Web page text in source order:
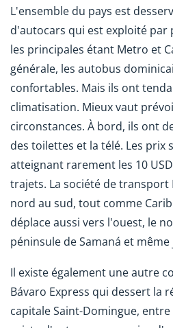
L'ensemble du pays est
d'autocars qui est exploité par
les principales étant Metro et
générale, les autobus
confortables. Mais ils ont
climatisation. Mieux vaut
circonstances. À bord, ils ont
des toilettes et la télé. Les prix
atteignant rarement les 10
trajets. La société de transport
nord au sud, tout comme
déplace aussi vers l'ouest, le
péninsule de Samaná et
Il existe également une autre
Bávaro Express qui dessert la
capitale Saint-Domingue, entre